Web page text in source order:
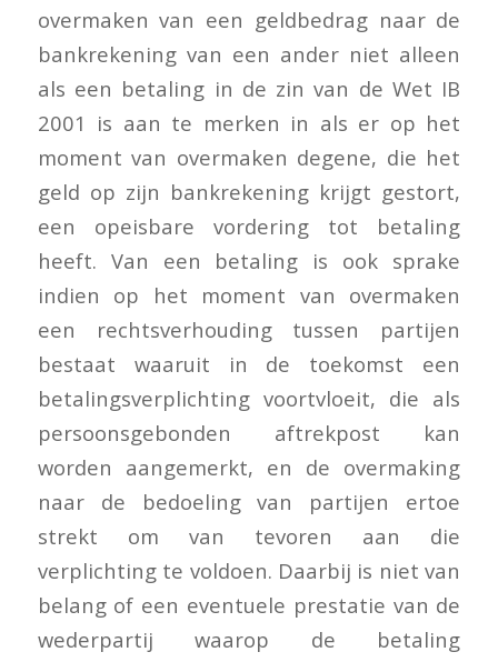
overmaken van een geldbedrag naar de
bankrekening van een ander niet alleen
als een betaling in de zin van de Wet IB
2001 is aan te merken in als er op het
moment van overmaken degene, die het
geld op zijn bankrekening krijgt gestort,
een opeisbare vordering tot betaling
heeft. Van een betaling is ook sprake
indien op het moment van overmaken
een rechtsverhouding tussen partijen
bestaat waaruit in de toekomst een
betalingsverplichting voortvloeit, die als
persoonsgebonden aftrekpost kan
worden aangemerkt, en de overmaking
naar de bedoeling van partijen ertoe
strekt om van tevoren aan die
verplichting te voldoen. Daarbij is niet van
belang of een eventuele prestatie van de
wederpartij waarop de betaling